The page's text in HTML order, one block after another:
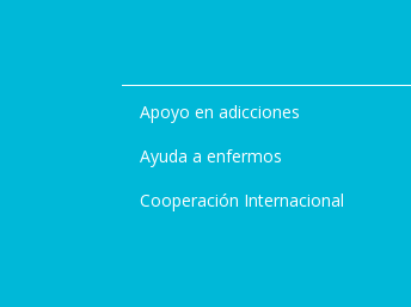
Apoyo en adicciones
Ayuda a enfermos
Cooperación Internacional